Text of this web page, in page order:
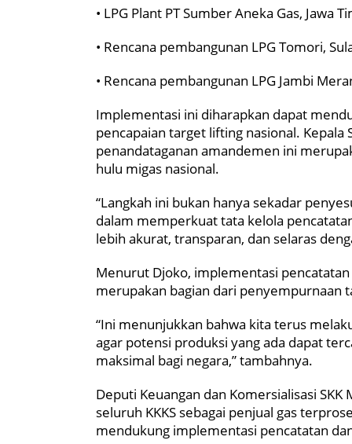
• LPG Plant PT Sumber Aneka Gas, Jawa
• Rencana pembangunan LPG Tomori,
• Rencana pembangunan LPG Jambi
Implementasi ini diharapkan dapat
pencapaian target lifting nasional. Kepala
penandataganan amandemen ini
hulu migas nasional.
“Langkah ini bukan hanya sekadar
dalam memperkuat tata kelola
lebih akurat, transparan, dan selaras
Menurut Djoko, implementasi
merupakan bagian dari penyempurnaan
“Ini menunjukkan bahwa kita terus
agar potensi produksi yang ada dapat
maksimal bagi negara,” tambahnya.
Deputi Keuangan dan Komersialisasi
seluruh KKKS sebagai penjual gas
mendukung implementasi pencatatan